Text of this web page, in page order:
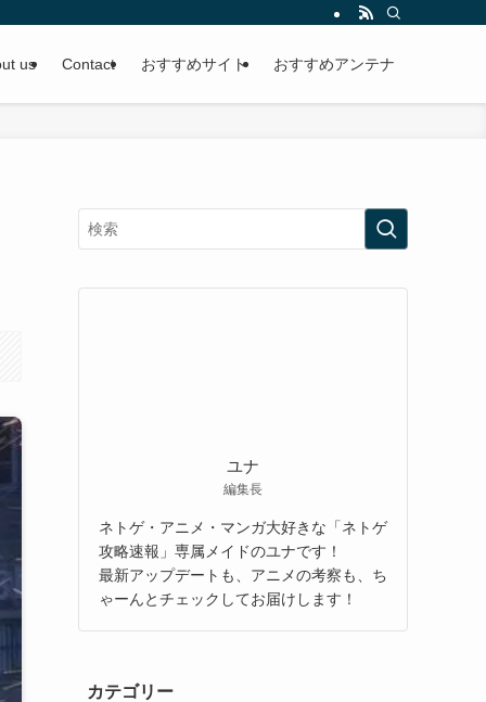
us Contact おすすめサイト おすすめアンテナ
ユナ
編集長
ネトゲ・アニメ・マンガ大好きな「ネトゲ
攻略速報」専属メイドのユナです！
最新アップデートも、アニメの考察も、ち
ゃーんとチェックしてお届けします！
カテゴリー